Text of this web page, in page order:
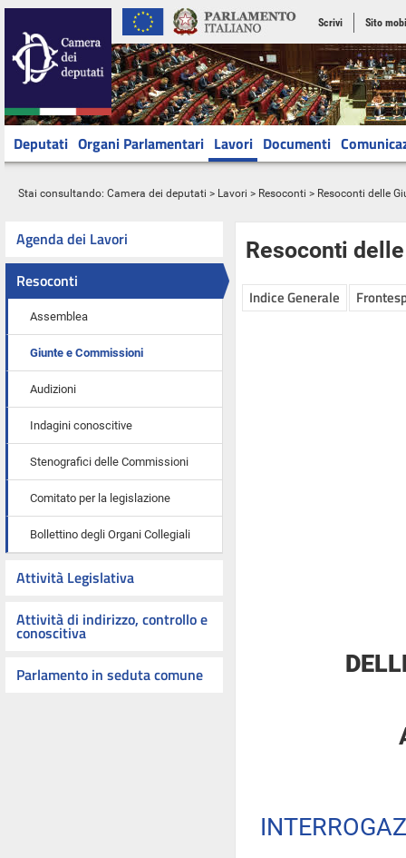
Scrivi Sito
Deputati Organi Parlamentari Lavori Documenti
Stai consultando: Camera dei deputati > Lavori > Resoconti > Resoconti delle
Agenda dei Lavori
Resoconti
Assemblea
Giunte e Commissioni
Audizioni
Indagini conoscitive
Stenografici delle Commissioni
Comitato per la legislazione
Bollettino degli Organi Collegiali
Attività Legislativa
Attività di indirizzo, controllo e
conoscitiva
Parlamento in seduta comune
Resoconti
Indice Generale